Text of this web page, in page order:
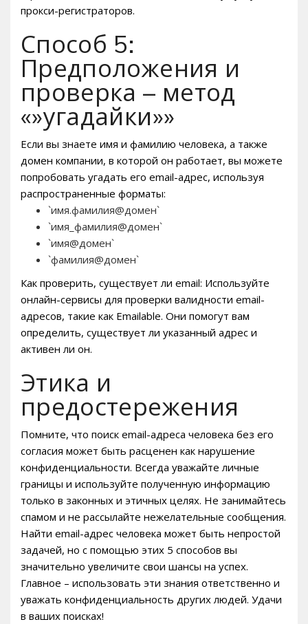
прокси-регистраторов.
Способ 5:
Предположения и
проверка – метод
«»угадайки»»
Если вы знаете имя и фамилию человека, а также
домен компании, в которой он работает, вы можете
попробовать угадать его email-адрес, используя
распространенные форматы:
`имя.фамилия@домен`
`имя_фамилия@домен`
`имя@домен`
`фамилия@домен`
Как проверить, существует ли email: Используйте
онлайн-сервисы для проверки валидности email-
адресов, такие как Emailable. Они помогут вам
определить, существует ли указанный адрес и
активен ли он.
Этика и
предостережения
Помните, что поиск email-адреса человека без его
согласия может быть расценен как нарушение
конфиденциальности. Всегда уважайте личные
границы и используйте полученную информацию
только в законных и этичных целях. Не занимайтесь
спамом и не рассылайте нежелательные сообщения.
Найти email-адрес человека может быть непростой
задачей, но с помощью этих 5 способов вы
значительно увеличите свои шансы на успех.
Главное – использовать эти знания ответственно и
уважать конфиденциальность других людей. Удачи
в ваших поисках!